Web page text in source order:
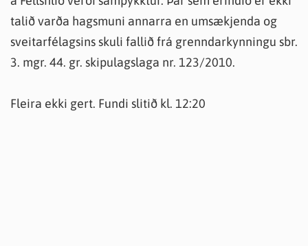
talið varða hagsmuni annarra en umsækjenda og
sveitarfélagsins skuli fallið frá grenndarkynningu sbr.
3. mgr. 44. gr. skipulagslaga nr. 123/2010.
Fleira ekki gert. Fundi slitið kl. 12:20